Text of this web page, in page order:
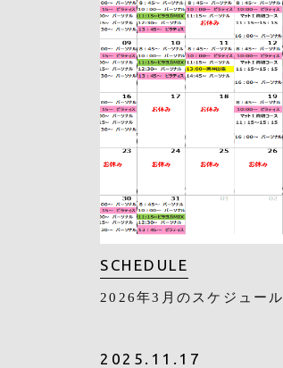
SCHEDULE
2026年3月のスケジュール
2025.11.17